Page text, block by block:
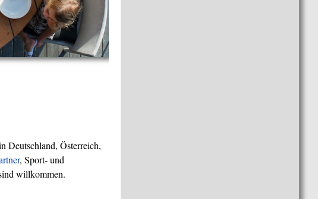
Deutschland, Österreich,
, Sport- und
willkommen.